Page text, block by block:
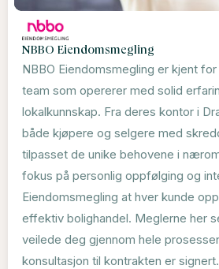
NBBO Eiendomsmegling
NBBO Eiendomsmegling er kjent
team som opererer med solid
lokalkunnskap. Fra deres kontor i
både kjøpere og selgere med
tilpasset de unike behovene i
fokus på personlig oppfølging og
Eiendomsmegling at hver kunde
effektiv bolighandel. Meglerne her
veilede deg gjennom hele
konsultasjon til kontrakten er signert.